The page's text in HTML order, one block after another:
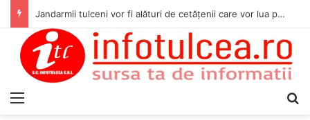
Jandarmii tulceni vor fi alături de cetățenii care vor lua parte la Festivalul Folk Țestos